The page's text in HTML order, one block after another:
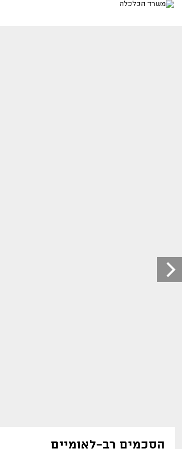
הסכמים רב-לאומיים